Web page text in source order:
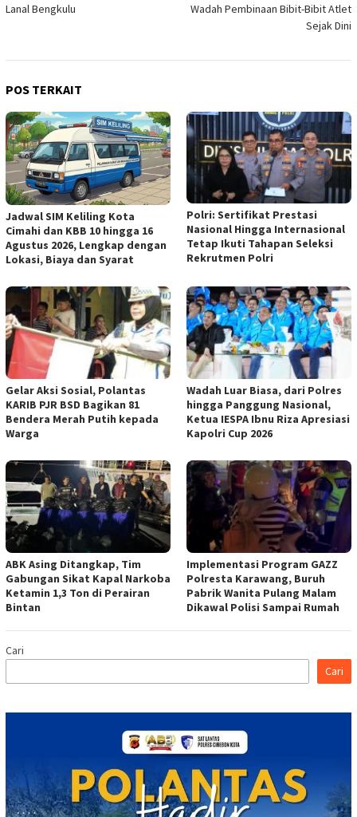
Lanal Bengkulu
Wadah Pembinaan Bibit-Bibit Atlet
Sejak Dini
POS TERKAIT
Jadwal SIM Keliling Kota
Cimahi dan KBB 10 hingga 16
Agustus 2026, Lengkap dengan
Lokasi, Biaya dan Syarat
Polri: Sertifikat Prestasi
Nasional Hingga Internasional
Tetap Ikuti Tahapan Seleksi
Rekrutmen Polri
Gelar Aksi Sosial, Polantas
KARIB PJR BSD Bagikan 81
Bendera Merah Putih kepada
Warga
Wadah Luar Biasa, dari Polres
hingga Panggung Nasional,
Ketua IESPA Ibnu Riza Apresiasi
Kapolri Cup 2026
ABK Asing Ditangkap, Tim
Gabungan Sikat Kapal Narkoba
Ketamin 1,3 Ton di Perairan
Bintan
Implementasi Program GAZZ
Polresta Karawang, Buruh
Pabrik Wanita Pulang Malam
Dikawal Polisi Sampai Rumah
Cari
Cari